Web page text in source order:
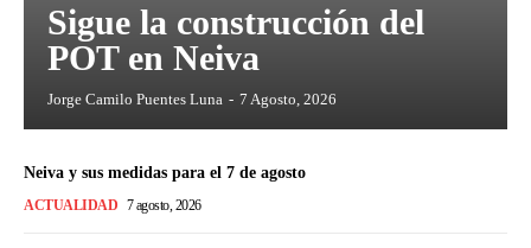
Sigue la construcción del
POT en Neiva
Jorge Camilo Puentes Luna - 7 Agosto, 2026
Neiva y sus medidas para el 7 de agosto
ACTUALIDAD 7 agosto, 2026